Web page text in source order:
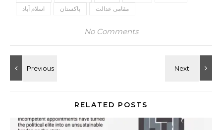
اسلام آباد
پاکستان مقامی عدالت
No Comments
RELATED POSTS